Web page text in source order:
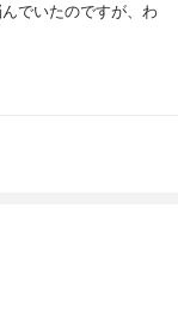
でいたのですが、わ